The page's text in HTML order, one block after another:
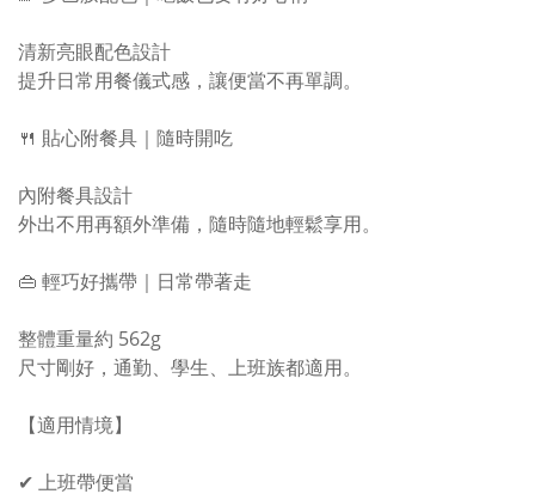
清新亮眼配色設計
提升日常用餐儀式感，讓便當不再單調。
🍴 貼心附餐具｜隨時開吃
內附餐具設計
外出不用再額外準備，隨時隨地輕鬆享用。
👜 輕巧好攜帶｜日常帶著走
整體重量約 562g
尺寸剛好，通勤、學生、上班族都適用。
【適用情境】
✔ 上班帶便當